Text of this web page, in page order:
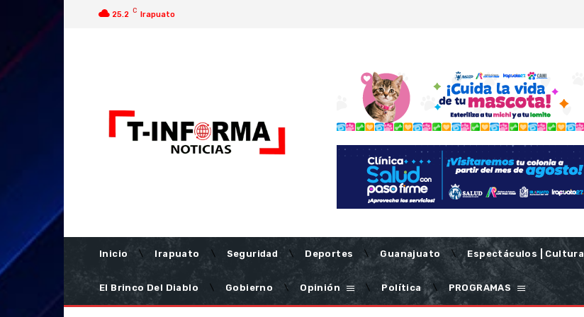
25.2 C Irapuato
Inicio Irapuato Seguridad Deportes Guanajuato Espectáculos | Cultura
El Brinco Del Diablo Gobierno Opinión Política PROGRAMAS